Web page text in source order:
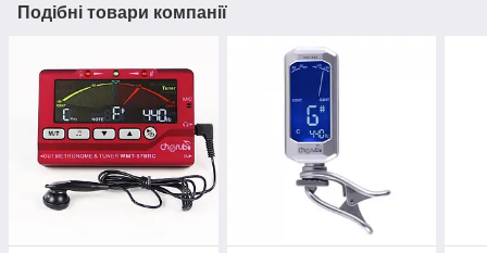
Подібні товари компанії